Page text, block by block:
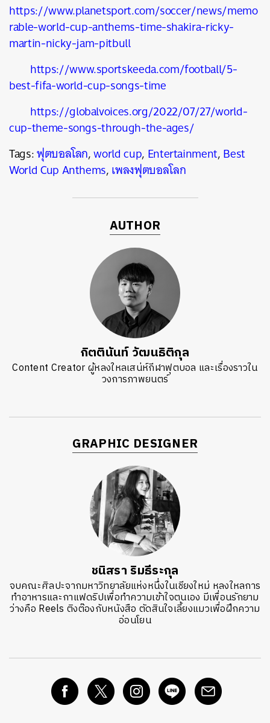
https://www.planetsport.com/soccer/news/memo
rable-world-cup-anthems-time-shakira-ricky-
martin-nicky-jam-pitbull
https://www.sportskeeda.com/football/5-
best-fifa-world-cup-songs-time
https://globalvoices.org/2022/07/27/world-
cup-theme-songs-through-the-ages/
Tags:ฟุตบอลโลก,world cup, Entertainment,Best
World Cup Anthems,เพลงฟุตบอลโลก
AUTHOR
กิตตินันท์ วัฒนธิติกุล
Content Creator ผู้หลงใหลเสน่ห์กีฬาฟุตบอล และเรื่องราวใน
วงการภาพยนตร์
GRAPHIC DESIGNER
ชนิสรา ริมธีระกุล
จบคณะศิลปะจากมหาวิทยาลัยแห่งหนึ่งในเชียงใหม่ หลงใหลการ
ทำอาหารและกาแฟดริปเพื่อทำความเข้าใจตนเอง มีเพื่อนรักยาม
ว่างคือ Reels ติงต๊องกับหนังสือ ตัดสินใจเลี้ยงแมวเพื่อฝึกความ
อ่อนโยน